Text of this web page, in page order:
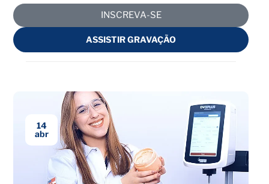
INSCREVA-SE
ASSISTIR GRAVAÇÃO
14
abr